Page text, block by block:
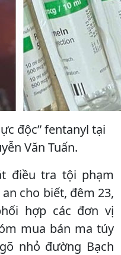
độc” fentanyl tại
Văn Tuấn.
điều tra tội phạm
cho biết, đêm 23,
hợp các đơn vị
mua bán ma túy
nhỏ đường Bạch